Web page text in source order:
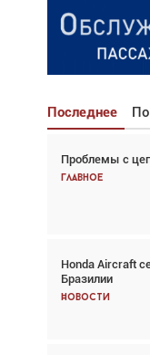
Последнее
Проблемы с
Главное
Honda Aircraft
Бразилии
Новости
Взгляд с
спасательных
Авиационный
говорит сама
Новости